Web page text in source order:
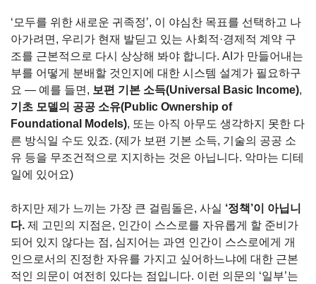
‘모두를 위한 새로운 귀족정’, 이 야심찬 목표를 선택하고 나
아가려면, 우리가 현재 발딛고 있는 사회적·경제적 계약 구
조를 근본적으로 다시 상상해 봐야 합니다. AI가 만들어내는
부를 어떻게 분배할 것인지에 대한 시스템 설계가 필요하구
요 — 예를 들면, 보편 기본 소득(Universal Basic Income)
기초 모델의 공공 소유(Public Ownership of
Foundational Models), 또는 아직 아무도 생각하지 못한 다
른 방식일 수도 있죠. (제가 보편 기본 소득, 기술의 공공 소
유 등을 무조건적으로 지지하는 것은 아닙니다. 악마는 디테
일에 있어요)
하지만 제가 느끼는 가장 큰 걸림돌은, 사실 ‘정책’이 아닙니
다. 제 고민의 지점은, 인간이 스스로를 자유롭게 할 준비가
되어 있지 않다는 점, 심지어는 과연 인간이 스스로에게 개
인으로서의 진정한 자유를 가지고 싶어하느냐에 대한 근본
적인 의문이 여전히 있다는 점입니다. 이런 의문의 ‘일부’는